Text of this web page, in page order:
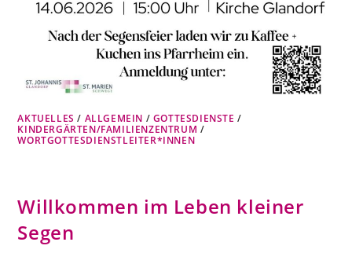
AKTUELLES / ALLGEMEIN / GOTTESDIENSTE /
KINDERGÄRTEN/FAMILIENZENTRUM /
WORTGOTTESDIENSTLEITER*INNEN
Willkommen im Leben kleiner
Segen